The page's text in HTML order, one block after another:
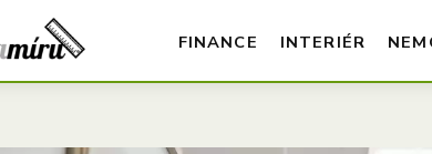
FINANCE INTERIÉR